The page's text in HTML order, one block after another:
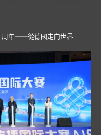
周年——從德國走向世界